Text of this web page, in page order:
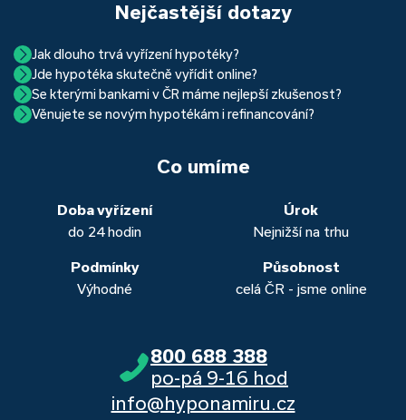
Nejčastější dotazy
Jak dlouho trvá vyřízení hypotéky?
Hypotéka se dá zvládnout za měsíc i za tři. Nejčastěji její
uzavření trvá okolo 2 měsíců. Důvodem je především
schvalovací proces na straně bank. Existuje však řada cest,
to. Přesvědčte se sami.
Jde hypotéka skutečně vyřídit online?
Ano, skutečně jde. Díky moderním technologiím, které
používáme, již do banky při vyřizování hypotéky skutečně
Se kterými bankami v ČR máme nejlepší zkušenost?
Nejvíce proklientská je určitě Hypoteční banka. Svou
běžných účtů a rozhraním s názvem „Hypoteční zóna“.
banka, Moneta a Raiffeisenbank.
Věnujete se novým hypotékám i refinancování?
vašich aktuálních úvěrů na bydlení. Naši specialisté pro vás v
Co umíme
Doba vyřízení
do 24 hodin
Úrok
Nejnižší na trhu
Podmínky
Výhodné
Působnost
celá ČR - jsme online
800 688 388
po-pá 9-16 hod
info@hyponamiru.cz